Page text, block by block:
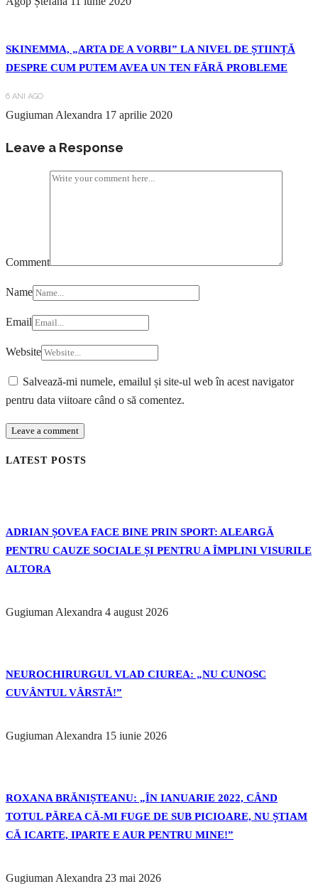
SKINEMMA, „ARTA DE A VORBI” LA NIVEL DE ȘTIINȚĂ
DESPRE CUM PUTEM AVEA UN TEN FĂRĂ PROBLEME
6 ANI AGO
Gugiuman Alexandra 17 aprilie 2020
Leave a Response
Comment
Name
Email
Website
Salvează-mi numele, emailul și site-ul web în acest navigator
pentru data viitoare când o să comentez.
LATEST POSTS
ADRIAN ȘOVEA FACE BINE PRIN SPORT: ALEARGĂ
PENTRU CAUZE SOCIALE ȘI PENTRU A ÎMPLINI VISURILE
ALTORA
Gugiuman Alexandra 4 august 2026
NEUROCHIRURGUL VLAD CIUREA: „NU CUNOSC
CUVÂNTUL VÂRSTĂ!”
Gugiuman Alexandra 15 iunie 2026
ROXANA BRĂNIȘTEANU: „ÎN IANUARIE 2022, CÂND
TOTUL PĂREA CĂ-MI FUGE DE SUB PICIOARE, NU ȘTIAM
CĂ ICARTE, IPARTE E AUR PENTRU MINE!”
Gugiuman Alexandra 23 mai 2026